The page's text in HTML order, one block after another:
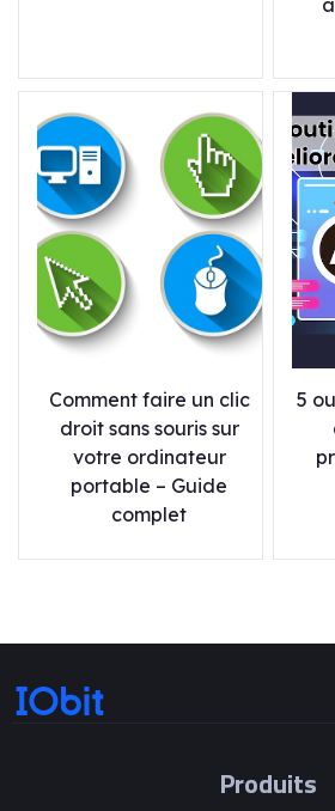
Comment faire un clic
droit sans souris sur
votre ordinateur
portable – Guide
complet
5
Produits